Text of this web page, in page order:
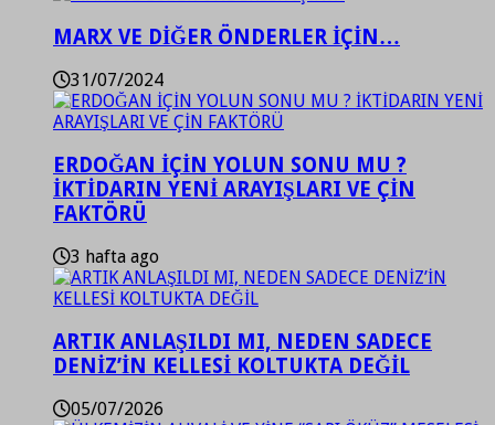
MARX VE DİĞER ÖNDERLER İÇİN…
31/07/2024
ERDOĞAN İÇİN YOLUN SONU MU ?
İKTİDARIN YENİ ARAYIŞLARI VE ÇİN
FAKTÖRÜ
3 hafta ago
ARTIK ANLAŞILDI MI, NEDEN SADECE
DENİZ’İN KELLESİ KOLTUKTA DEĞİL
05/07/2026